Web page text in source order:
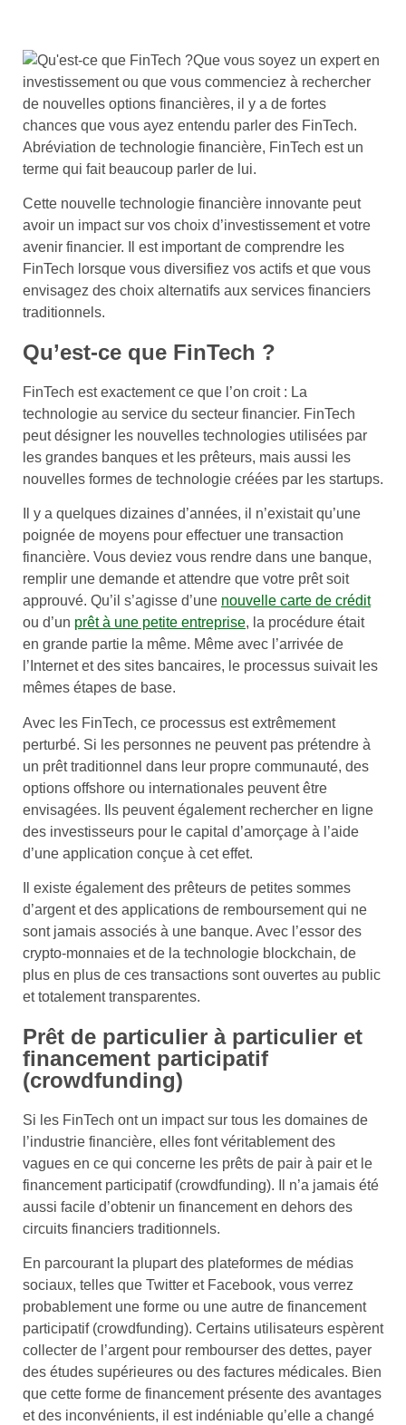
Que vous soyez un expert en
investissement ou que vous commenciez à rechercher
de nouvelles options financières, il y a de fortes
chances que vous ayez entendu parler des FinTech.
Abréviation de technologie financière, FinTech est un
terme qui fait beaucoup parler de lui.
Cette nouvelle technologie financière innovante peut
avoir un impact sur vos choix d’investissement et votre
avenir financier. Il est important de comprendre les
FinTech lorsque vous diversifiez vos actifs et que vous
envisagez des choix alternatifs aux services financiers
traditionnels.
Qu’est-ce que FinTech ?
FinTech est exactement ce que l’on croit : La
technologie au service du secteur financier. FinTech
peut désigner les nouvelles technologies utilisées par
les grandes banques et les prêteurs, mais aussi les
nouvelles formes de technologie créées par les startups.
Il y a quelques dizaines d’années, il n’existait qu’une
poignée de moyens pour effectuer une transaction
financière. Vous deviez vous rendre dans une banque,
remplir une demande et attendre que votre prêt soit
approuvé. Qu’il s’agisse d’une nouvelle carte de crédit
ou d’un prêt à une petite entreprise, la procédure était
en grande partie la même. Même avec l’arrivée de
l’Internet et des sites bancaires, le processus suivait les
mêmes étapes de base.
Avec les FinTech, ce processus est extrêmement
perturbé. Si les personnes ne peuvent pas prétendre à
un prêt traditionnel dans leur propre communauté, des
options offshore ou internationales peuvent être
envisagées. Ils peuvent également rechercher en ligne
des investisseurs pour le capital d’amorçage à l’aide
d’une application conçue à cet effet.
Il existe également des prêteurs de petites sommes
d’argent et des applications de remboursement qui ne
sont jamais associés à une banque. Avec l’essor des
crypto-monnaies et de la technologie blockchain, de
plus en plus de ces transactions sont ouvertes au public
et totalement transparentes.
Prêt de particulier à particulier et
financement participatif
(crowdfunding)
Si les FinTech ont un impact sur tous les domaines de
l’industrie financière, elles font véritablement des
vagues en ce qui concerne les prêts de pair à pair et le
financement participatif (crowdfunding). Il n’a jamais été
aussi facile d’obtenir un financement en dehors des
circuits financiers traditionnels.
En parcourant la plupart des plateformes de médias
sociaux, telles que Twitter et Facebook, vous verrez
probablement une forme ou une autre de financement
participatif (crowdfunding). Certains utilisateurs espèrent
collecter de l’argent pour rembourser des dettes, payer
des études supérieures ou des factures médicales. Bien
que cette forme de financement présente des avantages
et des inconvénients, il est indéniable qu’elle a changé